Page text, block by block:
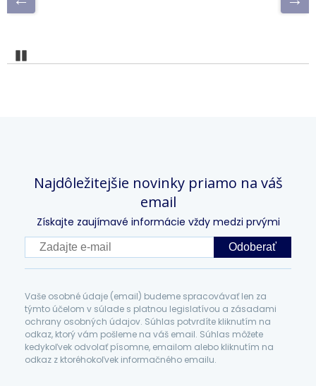
Najdôležitejšie novinky priamo na váš
email
Získajte zaujímavé informácie vždy medzi prvými
Odoberať
Vaše osobné údaje (email) budeme spracovávať len za
týmto účelom v súlade s platnou legislatívou a zásadami
ochrany osobných údajov. Súhlas potvrdíte kliknutím na
odkaz, ktorý vám pošleme na váš email. Súhlas môžete
kedykoľvek odvolať písomne, emailom alebo kliknutím na
odkaz z ktoréhokoľvek informačného emailu.